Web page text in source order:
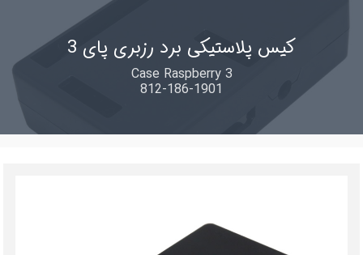
کیس پلاستیکی برد رزبری پای 3
Case Raspberry 3
812-186-1901